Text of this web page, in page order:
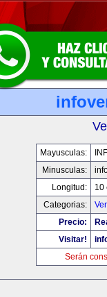
Mayusculas:
Minusculas:
Longitud:
10
Categorias:
Precio:
Visitar!
Serán